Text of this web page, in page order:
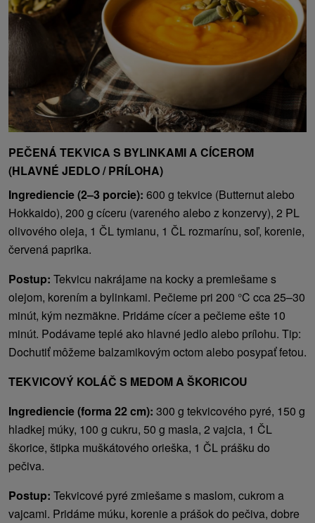
PEČENÁ TEKVICA S BYLINKAMI A CÍCEROM
(HLAVNÉ JEDLO / PRÍLOHA)
Ingrediencie (2–3 porcie): 600 g tekvice (Butternut alebo
Hokkaido), 200 g cíceru (vareného alebo z konzervy), 2 PL
olivového oleja, 1 ČL tymianu, 1 ČL rozmarínu, soľ, korenie,
červená paprika.
Postup: Tekvicu nakrájame na kocky a premiešame s
olejom, korením a bylinkami. Pečieme pri 200 °C cca 25–30
minút, kým nezmäkne. Pridáme cícer a pečieme ešte 10
minút. Podávame teplé ako hlavné jedlo alebo prílohu. Tip:
Dochutiť môžeme balzamikovým octom alebo posypať fetou.
TEKVICOVÝ KOLÁČ S MEDOM A ŠKORICOU
Ingrediencie (forma 22 cm): 300 g tekvicového pyré, 150 g
hladkej múky, 100 g cukru, 50 g masla, 2 vajcia, 1 ČL
škorice, štipka muškátového orieška, 1 ČL prášku do
pečiva.
Postup: Tekvicové pyré zmiešame s maslom, cukrom a
vajcami. Pridáme múku, korenie a prášok do pečiva, dobre